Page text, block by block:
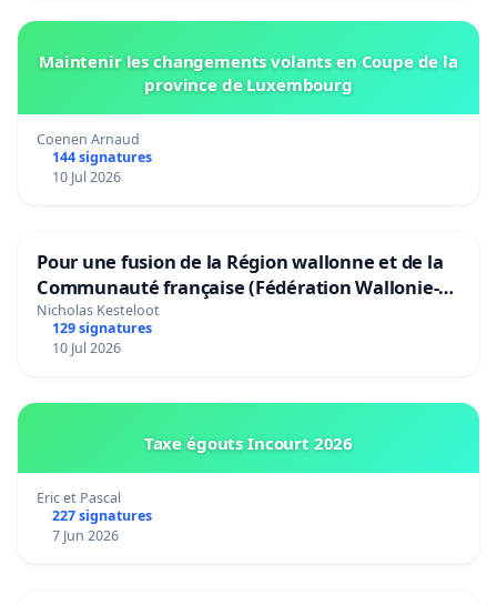
Maintenir les changements volants en Coupe de la
province de Luxembourg
Coenen Arnaud
144 signatures
10 Jul 2026
Pour une fusion de la Région wallonne et de la
Communauté française (Fédération Wallonie-
Bruxelles)
Nicholas Kesteloot
129 signatures
10 Jul 2026
Taxe égouts Incourt 2026
Eric et Pascal
227 signatures
7 Jun 2026